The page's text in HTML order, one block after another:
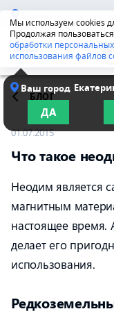
Мы используем cookies
Продолжая
обработки
использования файлов
Казань
Ваш город
ДА
БЛОГ
01.07.2015
Что такое
Неодим
магнитным
настоящее время.
делает его
использования.